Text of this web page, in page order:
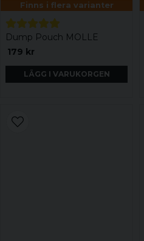
Finns i flera varianter
Dump Pouch MOLLE
179 kr
LÄGG I VARUKORGEN